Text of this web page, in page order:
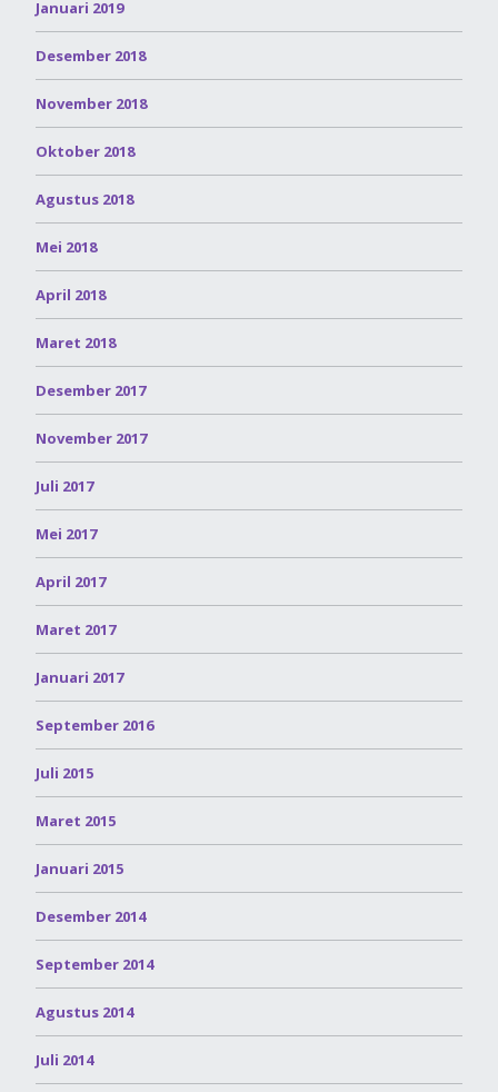
Januari 2019
Desember 2018
November 2018
Oktober 2018
Agustus 2018
Mei 2018
April 2018
Maret 2018
Desember 2017
November 2017
Juli 2017
Mei 2017
April 2017
Maret 2017
Januari 2017
September 2016
Juli 2015
Maret 2015
Januari 2015
Desember 2014
September 2014
Agustus 2014
Juli 2014